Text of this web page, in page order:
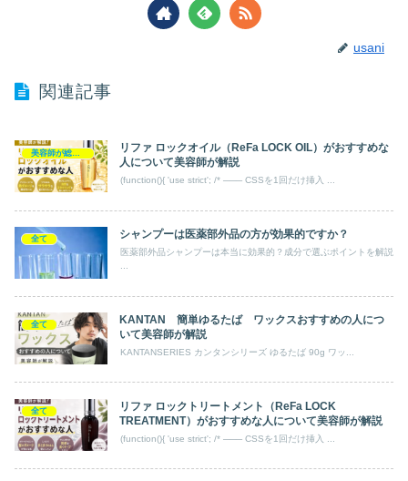
usani
関連記事
リファ ロックオイル（ReFa LOCK OIL）がおすすめな
人について美容師が解説
(function(){ 'use strict'; /* ─── CSSを1回だけ挿入 ...
全て シャンプーは医薬部外品の方が効果的ですか？
医薬部外品シャンプーは本当に効果的？成分で選ぶポイントを解説
...
全て
KANTAN 簡単ゆるたば ワックスおすすめの人につ
いて美容師が解説
KANTANSERIES カンタンシリーズ ゆるたば 90g ワッ...
全て
リファ ロックトリートメント（ReFa LOCK
TREATMENT）がおすすめな人について美容師が解説
(function(){ 'use strict'; /* ─── CSSを1回だけ挿入 ...